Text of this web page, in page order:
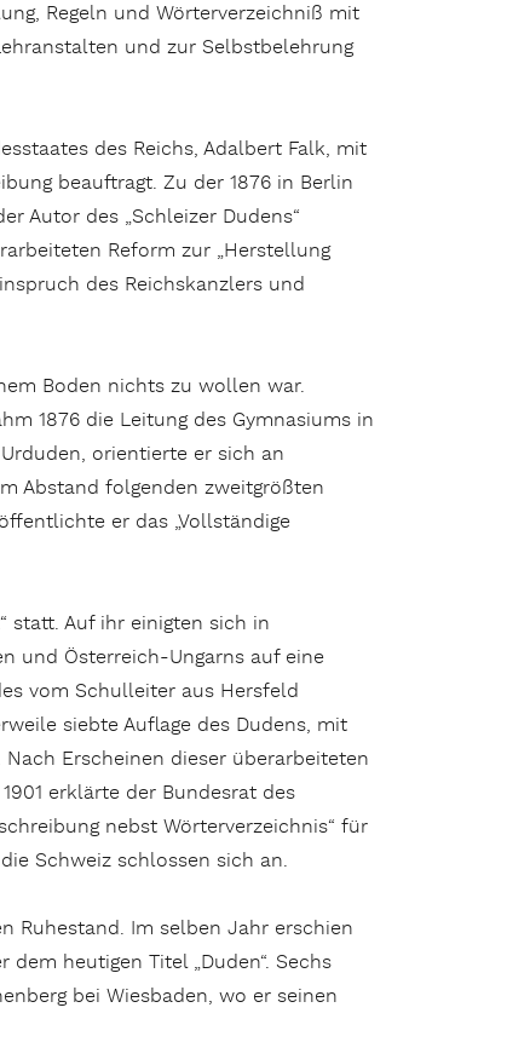
Regeln und Wörterverzeichniß mit
und zur Selbstbelehrung
des Reichs, Adalbert Falk, mit
beauftragt. Zu der 1876 in Berlin
Autor des „Schleizer Dudens“
Reform zur „Herstellung
des Reichskanzlers und
Boden nichts zu wollen war.
1876 die Leitung des Gymnasiums in
orientierte er sich an
Abstand folgenden zweitgrößten
er das „Vollständige
statt. Auf ihr einigten sich in
und Österreich-Ungarns auf eine
vom Schulleiter aus Hersfeld
siebte Auflage des Dudens, mit
Erscheinen dieser überarbeiteten
erklärte der Bundesrat des
nebst Wörterverzeichnis“ für
Schweiz schlossen sich an.
Ruhestand. Im selben Jahr erschien
heutigen Titel „Duden“. Sechs
bei Wiesbaden, wo er seinen